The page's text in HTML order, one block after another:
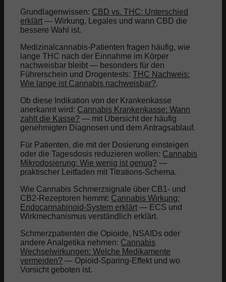
Grundlagenwissen: CBD vs. THC: Unterschied
erklärt — Wirkung, Legales und wann CBD die
bessere Wahl ist.
Medizinalcannabis-Patienten fragen häufig, wie
lange THC nach der Einnahme im Körper
nachweisbar bleibt — besonders für den
Führerschein und Drogentests:THC Nachweis:
Wie lange ist Cannabis nachweisbar?.
Ob diese Indikation von der Krankenkasse
anerkannt wird: Cannabis Krankenkasse: Wann
zahlt die Kasse? — mit Übersicht der häufig
genehmigten Diagnosen und dem Antragsablauf.
Für Patienten, die mit der Dosierung einsteigen
oder die Tagesdosis reduzieren wollen: Cannabis
Mikrodosierung: Wie wenig ist genug? —
praktischer Leitfaden mit Titrations-Schema.
Wie Cannabis Schmerzsignale über CB1- und
CB2-Rezeptoren hemmt: Cannabis Wirkung:
Endocannabinoid-System erklärt — ECS und
Wirkmechanismus verständlich erklärt.
Schmerzpatienten die Opioide, NSAIDs oder
andere Analgetika nehmen: Cannabis
Wechselwirkungen: Welche Medikamente
vermeiden? — Opioid-Sparing-Effekt und wo
Vorsicht geboten ist.